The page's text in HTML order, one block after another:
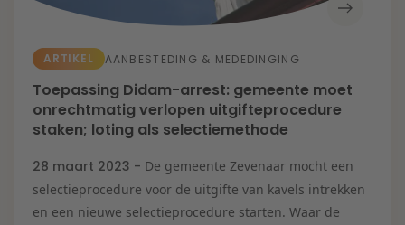
ARTIKEL AANBESTEDING & MEDEDINGING
Toepassing Didam-arrest: gemeente moet
onrechtmatig verlopen uitgifteprocedure
staken; loting als selectiemethode
28 maart 2023 - De gemeente Zevenaar mocht een
selectieprocedure voor de uitgifte van kavels intrekken
en een nieuwe selectieprocedure starten. Waar de